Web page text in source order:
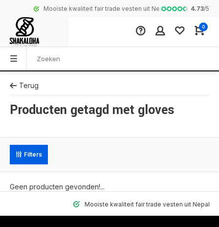
Mooiste kwaliteit fair trade vesten uit Nepal Complete
4.73/5
0
Terug
Producten getagd met gloves
Filters
Geen producten gevonden!...
Mooiste kwaliteit fair trade vesten uit Nepal